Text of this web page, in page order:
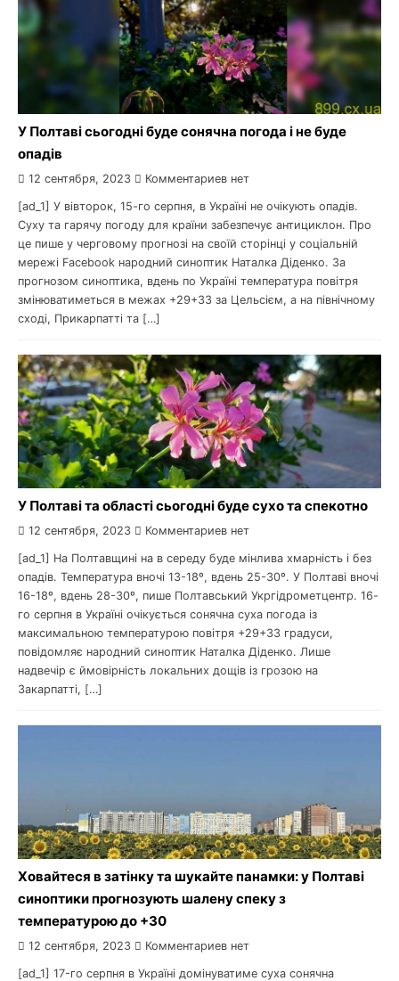
У Полтаві сьогодні буде сонячна погода і не буде
опадів
12 сентября, 2023 Комментариев нет
[ad_1] У вівторок, 15-го серпня, в Україні не очікують опадів.
Суху та гарячу погоду для країни забезпечує антициклон. Про
це пише у черговому прогнозі на своїй сторінці у соціальній
мережі Facebook народний синоптик Наталка Діденко. За
прогнозом синоптика, вдень по Україні температура повітря
змінюватиметься в межах +29+33 за Цельсієм, а на північному
сході, Прикарпатті та […]
У Полтаві та області сьогодні буде сухо та спекотно
12 сентября, 2023 Комментариев нет
[ad_1] На Полтавщині на в середу буде мінлива хмарність і без
опадів. Температура вночі 13-18º, вдень 25-30º. У Полтаві вночі
16-18º, вдень 28-30º, пише Полтавський Укргідрометцентр. 16-
го серпня в Україні очікується сонячна суха погода із
максимальною температурою повітря +29+33 градуси,
повідомляє народний синоптик Наталка Діденко. Лише
надвечір є ймовірність локальних дощів із грозою на
Закарпатті, […]
Ховайтеся в затінку та шукайте панамки: у Полтаві
синоптики прогнозують шалену спеку з
температурою до +30
12 сентября, 2023 Комментариев нет
[ad_1] 17-го серпня в Україні домінуватиме суха сонячна